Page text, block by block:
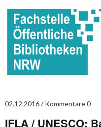
02.12.2016 Kommentare 0
IFLA / UNESCO: